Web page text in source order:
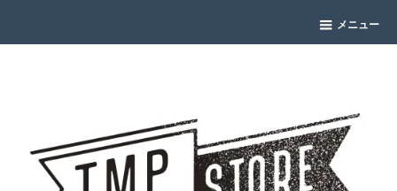
メニュー